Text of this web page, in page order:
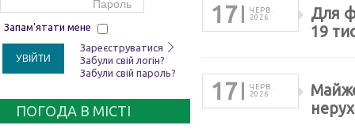
Запам'ятати мене
УВІЙТИ
Зареєструватися
Забули свій логін?
Забули свій пароль?
ПОГОДА В МІСТІ
17
ЧЕРВ.
2026
Для
19
17
ЧЕРВ.
2026